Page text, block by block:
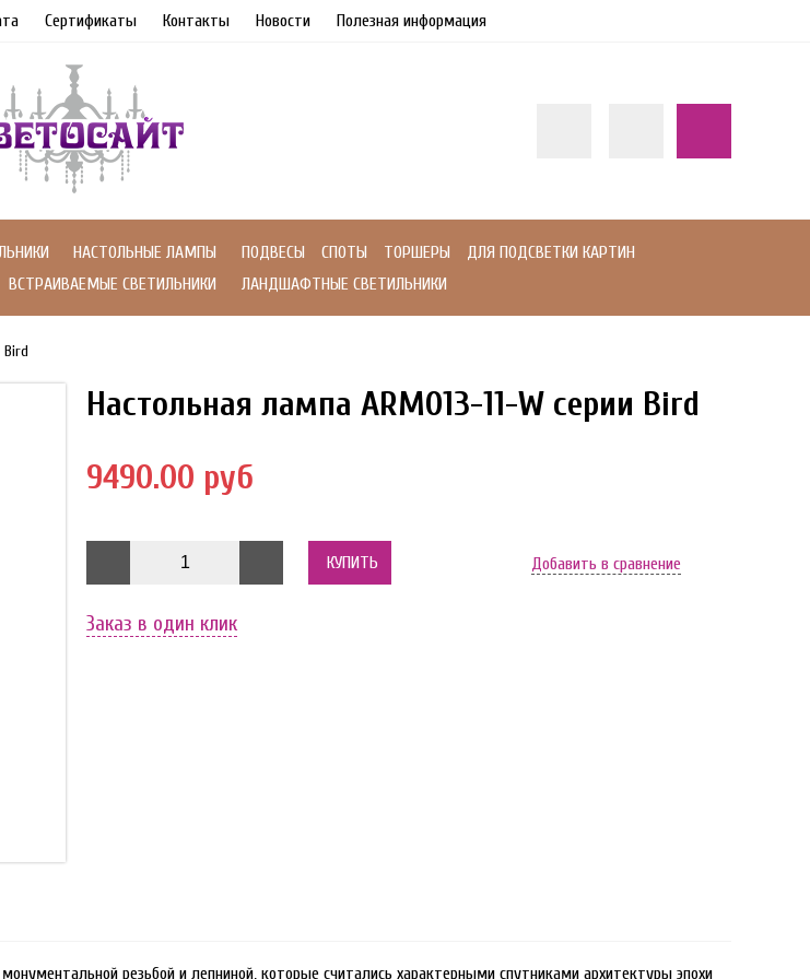
Сертификаты Контакты Новости Полезная информация
НАСТОЛЬНЫЕ ЛАМПЫ ПОДВЕСЫ СПОТЫ ТОРШЕРЫ
ДЛЯ ПОДСВЕТКИ КАРТИН
ВСТРАИВАЕМЫЕ СВЕТИЛЬНИКИ ЛАНДШАФТНЫЕ СВЕТИЛЬНИКИ
Bird
Настольная лампа ARM013-11-W серии Bird
9490.00 руб
КУПИТЬ Добавить в сравнение
Заказ в один клик
резьбой и лепниной, которые считались характерными спутниками архитектуры эпохи